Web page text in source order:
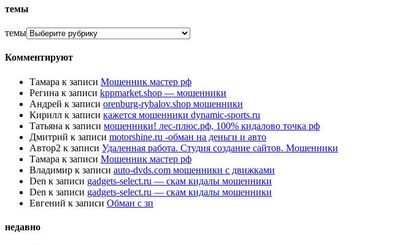
темы
темы
Комментируют
Тамара к записи Мошенник мастер рф
Регина к записи kppmarket.shop — мошенники
Андрей к записи orenburg-rybalov.shop мошенники
Кирилл к записи кажется мошенники dynamic-sports.ru
Татьяна к записи мошенники! лес-плюс.рф, 100% кидалово точка рф
Дмитрий к записи motorshine.ru -обман на деньги и авто
Автор2 к записи Удаленная работа. Студия создание сайтов. Мошенники
Тамара к записи Мошенник мастер рф
Владимир к записи auto-dvds.com мошенники с движками
Den к записи gadgets-select.ru — скам кидалы мошенники
Den к записи gadgets-select.ru — скам кидалы мошенники
Евгений к записи Обман с зп
недавно